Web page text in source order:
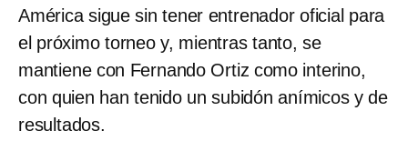
América sigue sin tener entrenador oficial para
el próximo torneo y, mientras tanto, se
mantiene con Fernando Ortiz como interino,
con quien han tenido un subidón anímicos y de
resultados.